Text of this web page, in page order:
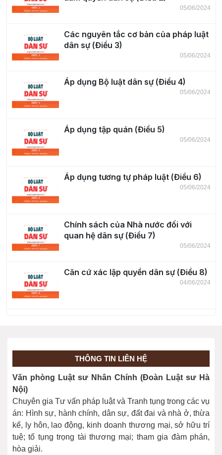
05/06/2024
Các nguyên tắc cơ bản của pháp luật
dân sự (Điều 3)
05/06/2024
Áp dụng Bộ luật dân sự (Điều 4)
05/06/2024
Áp dụng tập quán (Điều 5)
05/06/2024
Áp dụng tương tự pháp luật (Điều 6)
05/06/2024
Chính sách của Nhà nước đối với
quan hệ dân sự (Điều 7)
05/06/2024
Căn cứ xác lập quyền dân sự (Điều 8)
04/06/2024
Giới hạn việc thực hiện quyền dân sự
(Điều 10)
THÔNG TIN LIÊN HỆ
Văn phòng Luật sư Nhân Chính (Đoàn Luật sư Hà
Nội)
Chuyên gia Tư vấn pháp luật và Tranh tụng trong các vụ
án: Hình sự, hành chính, dân sự, đất đai và nhà ở, thừa
kế, ly hôn, lao động, kinh doanh thương mại, sở hữu trí
tuệ; tố tụng trọng tài thương mại; tham gia đàm phán,
hòa giải.